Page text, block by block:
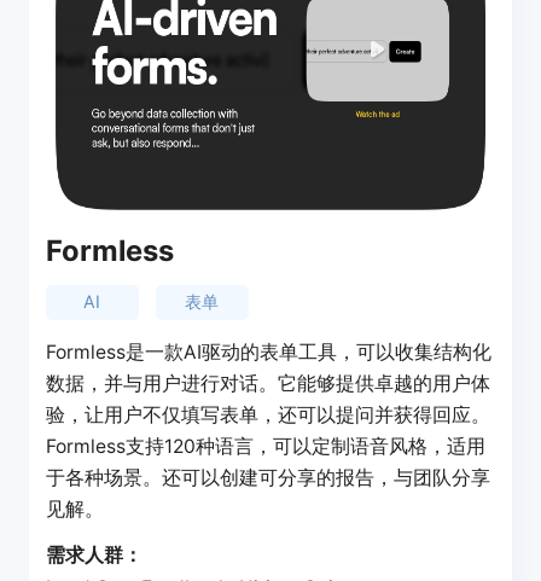
Formless
AI 表单
Formless是一款AI驱动的表单工具，可以收集结构化
数据，并与用户进行对话。它能够提供卓越的用户体
验，让用户不仅填写表单，还可以提问并获得回应。
Formless支持120种语言，可以定制语音风格，适用
于各种场景。还可以创建可分享的报告，与团队分享
见解。
需求人群：